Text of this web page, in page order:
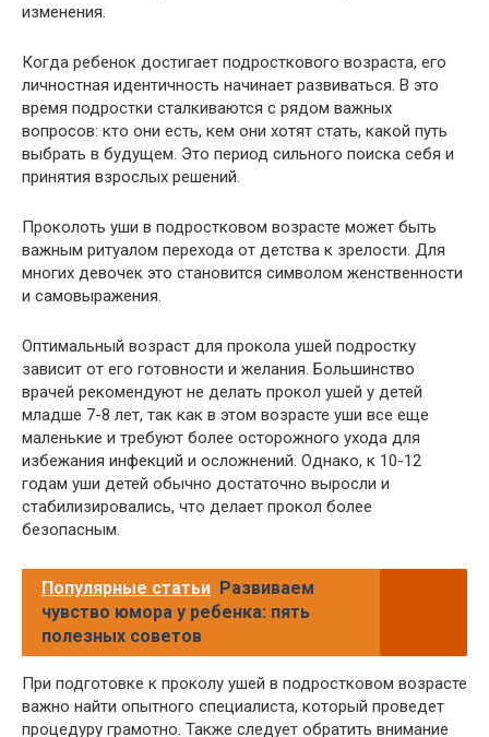
изменения.
Когда ребенок достигает подросткового возраста, его
личностная идентичность начинает развиваться. В это
время подростки сталкиваются с рядом важных
вопросов: кто они есть, кем они хотят стать, какой путь
выбрать в будущем. Это период сильного поиска себя и
принятия взрослых решений.
Проколоть уши в подростковом возрасте может быть
важным ритуалом перехода от детства к зрелости. Для
многих девочек это становится символом женственности
и самовыражения.
Оптимальный возраст для прокола ушей подростку
зависит от его готовности и желания. Большинство
врачей рекомендуют не делать прокол ушей у детей
младше 7-8 лет, так как в этом возрасте уши все еще
маленькие и требуют более осторожного ухода для
избежания инфекций и осложнений. Однако, к 10-12
годам уши детей обычно достаточно выросли и
стабилизировались, что делает прокол более
безопасным.
Популярные статьи Развиваем
чувство юмора у ребенка: пять
полезных советов
При подготовке к проколу ушей в подростковом возрасте
важно найти опытного специалиста, который проведет
процедуру грамотно. Также следует обратить внимание